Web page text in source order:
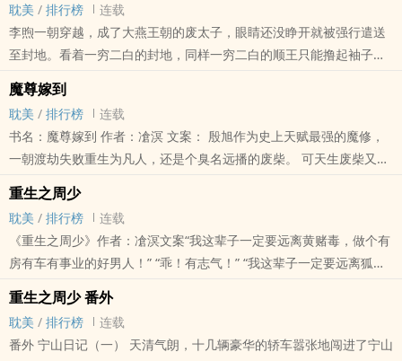
耽美 / 排行榜
连载
李煦一朝穿越，成了大燕王朝的废太子，眼睛还没睁开就被强行遣送
至封地。看着一穷二白的封地，同样一穷二白的顺王只能撸起袖子加
若干年后，顺王携家带口低调进京，全京城的人都在等着看他笑话，
结果发现，自家里吃着顺王府厨子做的菜，穿着顺王府设计的衣裳，
用着顺王府出品的生活用品，住着顺王府工匠造的宅子，连出个门，
都得踩着顺王府修建的水泥马路，衣食父母，谁也不敢得罪。
老皇帝驾崩，朝廷内外一致支持顺王上位，只因为：跟着顺王有肉
吃！
关键字：穿越重生，古代生活，李煦
卷一：漫漫南下路
魔尊嫁到
耽美 / 排行榜
连载
书名：魔尊嫁到 作者：凔溟 文案： 殷旭作为史上天赋最强的魔修，
一朝渡劫失败重生为凡人，还是个臭名远播的废柴。 可天生废柴又怎
样？本座修的是魔功！ 不能飞升又怎样？本座照样一人之下万人之
上。 至于这一人之下…… 殷旭：“下次我要在上面！” 滕誉：“好啊，如
果你不想采阳补阴的话。” 殷旭：“那算了，还是本座的魔功要紧。”
魔尊嫁到的关键
重生之周少
耽美 / 排行榜
连载
《重生之周少》作者：凔溟文案“我这辈子一定要远离黄赌毒，做个有
房有车有事业的好男人！” “乖！有志气！” “我这辈子一定要远离狐朋
狗友，结交正儿八经同生共死的好兄弟！” “好！真明智！” “我这辈子
一定不喜欢男人了，娶个门当户对的女人生孩子才是正道。” “额？这
个……”雷贺用爪子挠挠耳朵，不喜欢男人了还咋整？让他去变性吗？
重生VS穿越！平行空间。重生之周少的关键字：重生之周少，凔溟，
重生之周少 番外
耽美 / 排行榜
连载
番外 宁山日记（一） 天清气朗，十几辆豪华的轿车嚣张地闯进了宁山